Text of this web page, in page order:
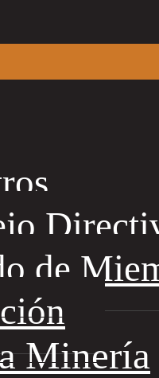
de
Minería